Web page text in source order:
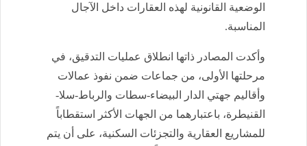
الوضعية القانونية لهذه العقارات داخل الآجال
المناسبة.
وأكدت المصادر ذاتها انطلاق عمليات التدقيق، في
مرحلتها الأولى، من جماعات ضمن نفوذ عمالات
وأقاليم جهتي الدار البيضاء-سطات والرباط-سلا-
القنيطرة، باعتبارهما من الجهات الأكثر استقطاباً
للمشاريع العقارية والتجزئات السكنية، على أن يتم